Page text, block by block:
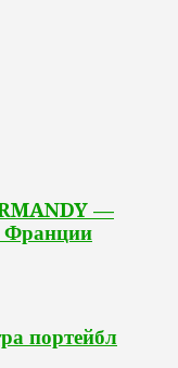
—
Франции
портейбл